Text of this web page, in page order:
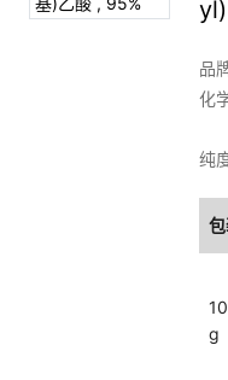
品
化
纯
g